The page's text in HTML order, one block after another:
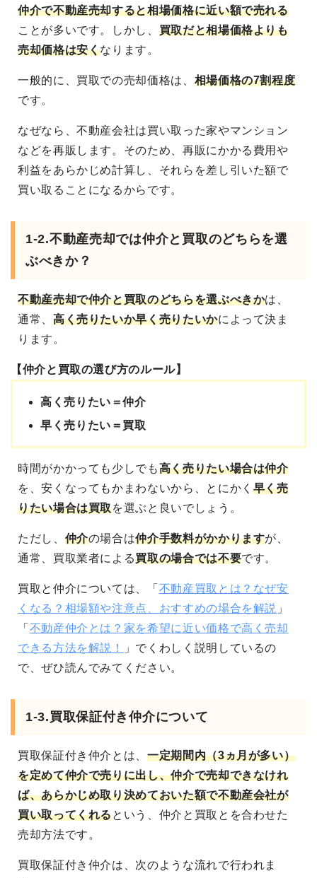
仲介で不動産売却すると相場価格に近い額で売れる
ことが多いです。しかし、 買取だと相場価格よりも
売却価格は安くなります。
一般的に、買取での売却価格は、 相場価格の7割程度
です。
なぜなら、不動産会社は買い取った家やマンション
などを再販します。そのため、再販にかかる費用や
利益をあらかじめ計算し、それらを差し引いた額で
買い取ることになるからです。
1-2.不動産売却では仲介と買取のどちらを選
ぶべきか？
不動産売却で仲介と買取のどちらを選ぶべきかは、
通常、 高く売りたいか早く売りたいかによって決ま
ります。
【仲介と買取の選び方のルール】
高く売りたい＝仲介
早く売りたい＝買取
時間がかかっても 少しでも高く売りたい場合は仲介
を、安くなってもかまわないから、とにかく 早く売
りたい場合は買取を選ぶと良いでしょう。
ただし、 仲介の場合は仲介手数料がかかりますが、
通常、買取業者による買取の場合では不要です。
買取と仲介については、「 不動産買取とは？なぜ安
くなる？相場額や注意点、おすすめの場合を解説 」
「 不動産仲介とは？家を希望に近い価格で高く売却
できる方法を解説！
」でくわしく説明しているの
で、ぜひ読んでみてください。
1-3.買取保証付き仲介について
買取保証付き仲介 とは、一定期間内（3ヵ月が多い）
を定めて仲介で売りに出し、仲介で売却できなけれ
ば、あらかじめ取り決めておいた額で不動産会社が
買い取ってくれるという、仲介と買取とを合わせた
売却方法です。
買取保証付き仲介は、次のような流れで行われま